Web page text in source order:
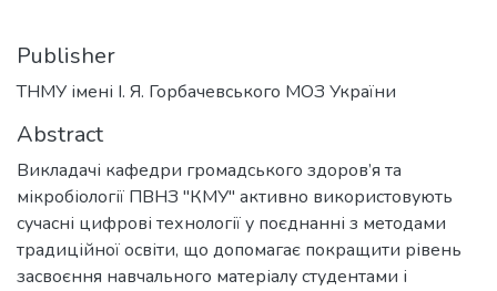
Publisher
ТНМУ імені І. Я. Горбачевського МОЗ України
Abstract
Викладачі кафедри громадського здоров’я та
мікробіології ПВНЗ "КМУ" активно використовують
сучасні цифрові технології у поєднанні з методами
традиційної освіти, що допомагає покращити рівень
засвоєння навчального матеріалу студентами і